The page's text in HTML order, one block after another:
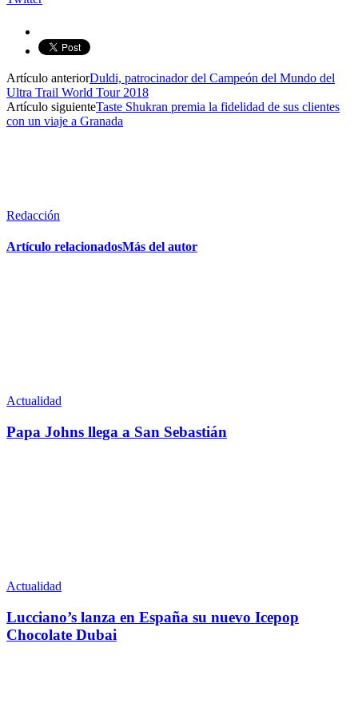
Artículo anteriorDuldi, patrocinador del Campeón del Mundo del
Ultra Trail World Tour 2018
Artículo siguienteTaste Shukran premia la fidelidad de sus clientes
con un viaje a Granada
Redacción
Artículo relacionadosMás del autor
Actualidad
Papa Johns llega a San Sebastián
Actualidad
Lucciano’s lanza en España su nuevo Icepop
Chocolate Dubai